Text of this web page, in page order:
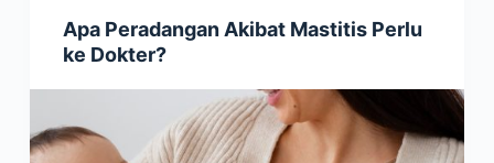
Apa Peradangan Akibat Mastitis Perlu
ke Dokter?